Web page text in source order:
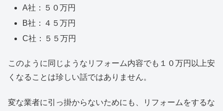
A社：５０万円
B社：４５万円
C社：５５万円
このように同じようなリフォーム内容でも１０万円以上安
くなることは珍しい話ではありません。
変な業者に引っ掛からないためにも、リフォームをするな